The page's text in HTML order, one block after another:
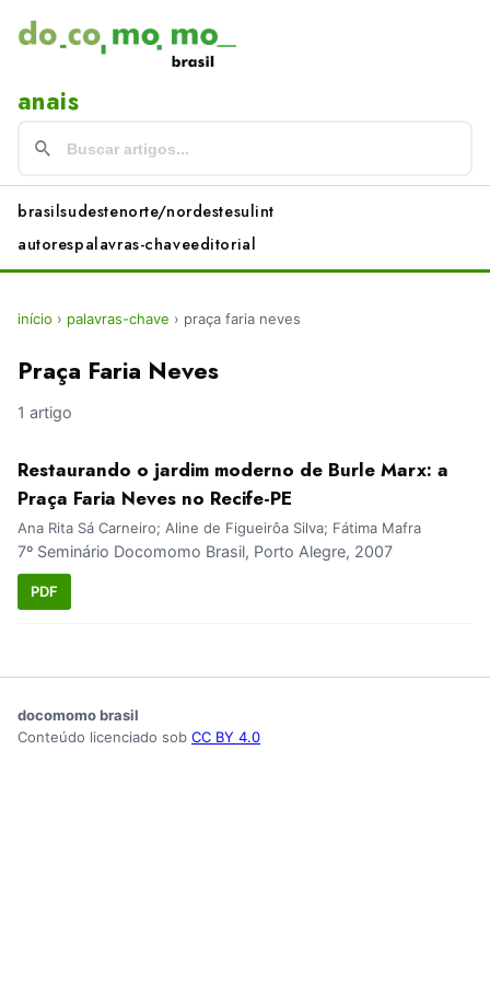
anais
brasilsudestenorte/nordestesulint
autorespalavras-chaveeditorial
início › palavras-chave › praça faria neves
Praça Faria Neves
1 artigo
Restaurando o jardim moderno de Burle Marx: a
Praça Faria Neves no Recife-PE
Ana Rita Sá Carneiro; Aline de Figueirôa Silva; Fátima Mafra
7º Seminário Docomomo Brasil, Porto Alegre, 2007
PDF
docomomo brasil
Conteúdo licenciado sob CC BY 4.0